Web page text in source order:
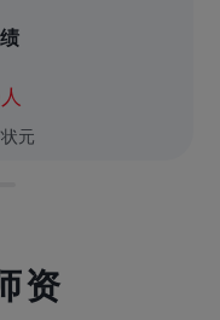
人
元
资